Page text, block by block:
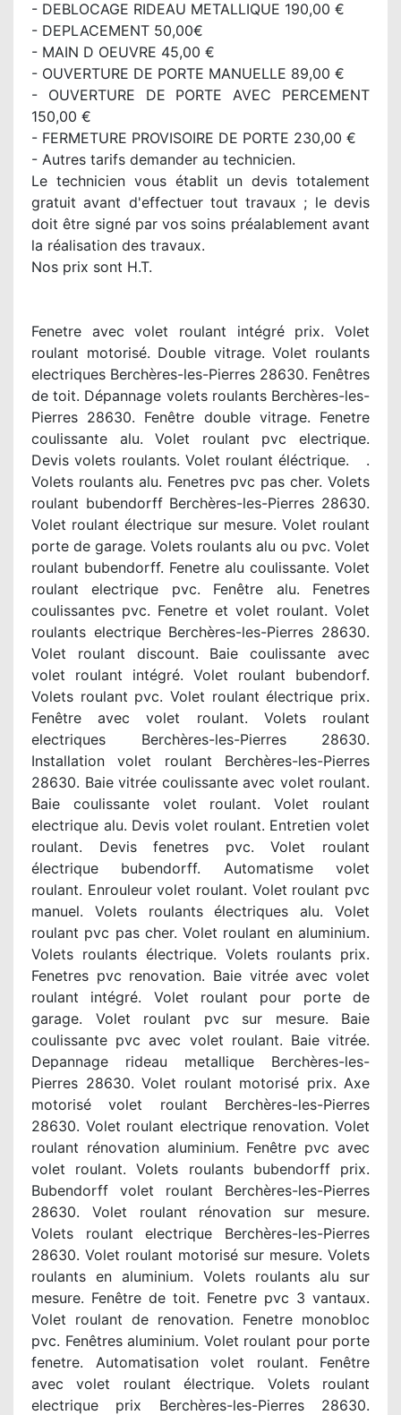
- DEBLOCAGE RIDEAU METALLIQUE 190,00 €
- DEPLACEMENT 50,00€
- MAIN D OEUVRE 45,00 €
- OUVERTURE DE PORTE MANUELLE 89,00 €
- OUVERTURE DE PORTE AVEC PERCEMENT
150,00 €
- FERMETURE PROVISOIRE DE PORTE 230,00 €
- Autres tarifs demander au technicien.
Le technicien vous établit un devis totalement
gratuit avant d'effectuer tout travaux ; le devis
doit être signé par vos soins préalablement avant
la réalisation des travaux.
Nos prix sont H.T.
Fenetre avec volet roulant intégré prix. Volet
roulant motorisé. Double vitrage. Volet roulants
electriques Berchères-les-Pierres 28630. Fenêtres
de toit. Dépannage volets roulants Berchères-les-
Pierres 28630. Fenêtre double vitrage. Fenetre
coulissante alu. Volet roulant pvc electrique.
Devis volets roulants. Volet roulant éléctrique. .
Volets roulants alu. Fenetres pvc pas cher. Volets
roulant bubendorff Berchères-les-Pierres 28630.
Volet roulant électrique sur mesure. Volet roulant
porte de garage. Volets roulants alu ou pvc. Volet
roulant bubendorff. Fenetre alu coulissante. Volet
roulant electrique pvc. Fenêtre alu. Fenetres
coulissantes pvc. Fenetre et volet roulant. Volet
roulants electrique Berchères-les-Pierres 28630.
Volet roulant discount. Baie coulissante avec
volet roulant intégré. Volet roulant bubendorf.
Volets roulant pvc. Volet roulant électrique prix.
Fenêtre avec volet roulant. Volets roulant
electriques Berchères-les-Pierres 28630.
Installation volet roulant Berchères-les-Pierres
28630. Baie vitrée coulissante avec volet roulant.
Baie coulissante volet roulant. Volet roulant
electrique alu. Devis volet roulant. Entretien volet
roulant. Devis fenetres pvc. Volet roulant
électrique bubendorff. Automatisme volet
roulant. Enrouleur volet roulant. Volet roulant pvc
manuel. Volets roulants électriques alu. Volet
roulant pvc pas cher. Volet roulant en aluminium.
Volets roulants électrique. Volets roulants prix.
Fenetres pvc renovation. Baie vitrée avec volet
roulant intégré. Volet roulant pour porte de
garage. Volet roulant pvc sur mesure. Baie
coulissante pvc avec volet roulant. Baie vitrée.
Depannage rideau metallique Berchères-les-
Pierres 28630. Volet roulant motorisé prix. Axe
motorisé volet roulant Berchères-les-Pierres
28630. Volet roulant electrique renovation. Volet
roulant rénovation aluminium. Fenêtre pvc avec
volet roulant. Volets roulants bubendorff prix.
Bubendorff volet roulant Berchères-les-Pierres
28630. Volet roulant rénovation sur mesure.
Volets roulant electrique Berchères-les-Pierres
28630. Volet roulant motorisé sur mesure. Volets
roulants en aluminium. Volets roulants alu sur
mesure. Fenêtre de toit. Fenetre pvc 3 vantaux.
Volet roulant de renovation. Fenetre monobloc
pvc. Fenêtres aluminium. Volet roulant pour porte
fenetre. Automatisation volet roulant. Fenêtre
avec volet roulant électrique. Volets roulant
electrique prix Berchères-les-Pierres 28630.